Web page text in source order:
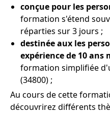
conçue pour les
formation s'étend
réparties sur 3 jours ;
destinée aux les
expérience de 10 ans
formation simplifiée
(34800) ;
Au cours de cette
découvrirez différents